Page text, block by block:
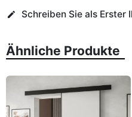
edit Schreiben Sie als Erster
Ähnliche Produkte